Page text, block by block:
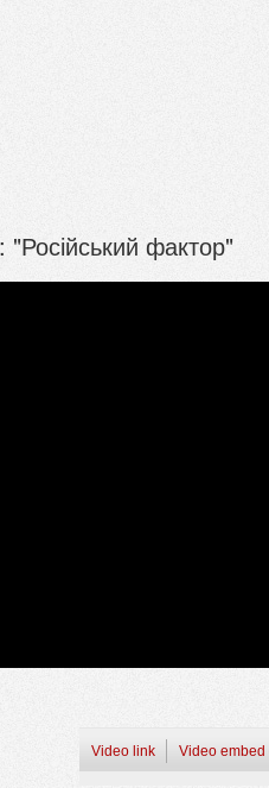
фактор"
Video link Video embed